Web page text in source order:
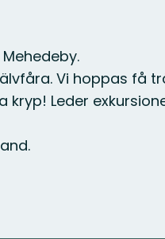
Vi hoppas få
Leder